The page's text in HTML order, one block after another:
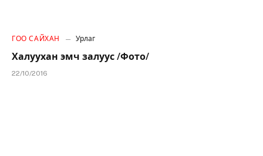
ГОО САЙХАН Урлаг
Халуухан эмч залуус /Фото/
22/10/2016